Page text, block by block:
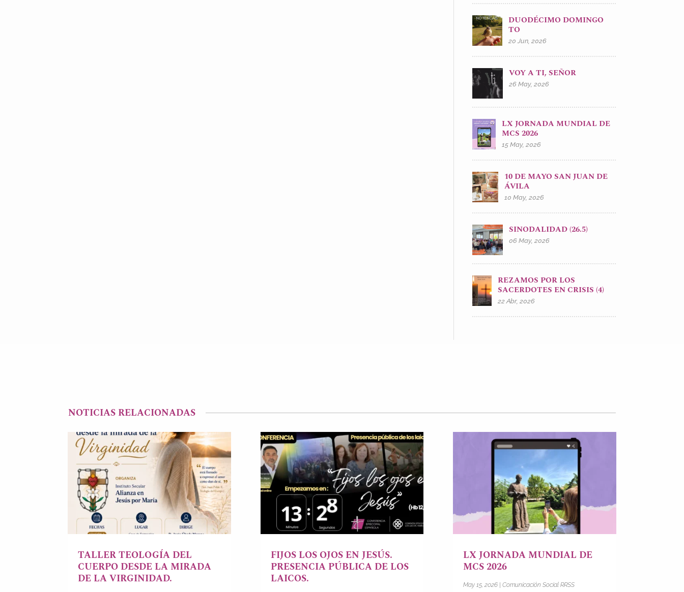
DUODÉCIMO DOMINGO
TO
20 Jun, 2026
VOY A TI, SEÑOR
26 May, 2026
LX JORNADA MUNDIAL DE
MCS 2026
15 May, 2026
10 DE MAYO SAN JUAN DE
ÁVILA
10 May, 2026
SINODALIDAD (26.5)
06 May, 2026
REZAMOS POR LOS
SACERDOTES EN CRISIS (4)
22 Abr, 2026
NOTICIAS RELACIONADAS
TALLER TEOLOGÍA DEL
CUERPO DESDE LA MIRADA
DE LA VIRGINIDAD.
FIJOS LOS OJOS EN JESÚS.
PRESENCIA PÚBLICA DE LOS
LAICOS.
LX JORNADA MUNDIAL DE
MCS 2026
May 15, 2026| Comunicación Social RRSS